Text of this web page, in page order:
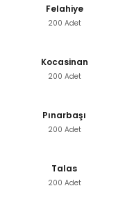
Felahiye
200 Adet
Kocasinan
200 Adet
Pınarbaşı
200 Adet
Talas
200 Adet